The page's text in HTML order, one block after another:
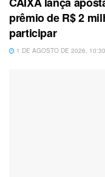
prêmio de R$ 2
participar
1 DE AGOSTO DE 2026,